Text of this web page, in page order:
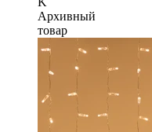
Архивный
товар